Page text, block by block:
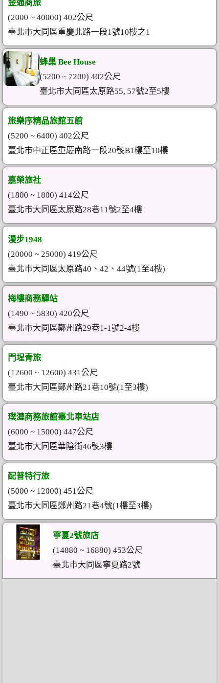
金通商旅
(2000 ~ 40000) 402公尺
臺北市大同區重慶北路一段1號10樓之1
蜂巢 Bee House
(5200 ~ 7200) 402公尺
臺北市大同區太原路55, 57號2至5樓
旅樂序精品旅館五館
(5200 ~ 6400) 402公尺
臺北市中正區重慶南路一段20號B1樓至10樓
嘉榮旅社
(1800 ~ 1800) 414公尺
臺北市大同區太原路28巷11號2至4樓
漫步1948
(20000 ~ 25000) 419公尺
臺北市大同區太原路40、42、44號(1至4樓)
梅樓商務驛站
(1490 ~ 5830) 420公尺
臺北市大同區鄭州路29巷1-1號2-4樓
門埕青旅
(12600 ~ 12600) 431公尺
臺北市大同區鄭州路21巷10號(1至3樓)
璞漣商務旅館臺北車站店
(6000 ~ 15000) 447公尺
臺北市大同區華陰街46號3樓
配普特行旅
(5000 ~ 12000) 451公尺
臺北市大同區鄭州路21巷4號(1樓至3樓)
寧夏2號旅店
(14880 ~ 16880) 453公尺
臺北市大同區寧夏路2號